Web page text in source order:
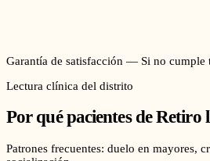
Garantía de satisfacción — Si no cumple
Lectura clínica del distrito
Por qué pacientes deRetiro
Patrones frecuentes: duelo en mayores,